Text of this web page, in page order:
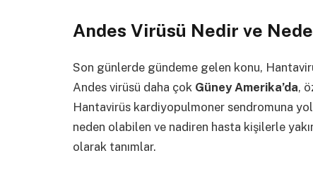
Andes Virüsü Nedir ve
Son günlerde gündeme gelen konu,
Andes virüsü daha çok Güney Amerika’da,
Hantavirüs kardiyopulmoner sendromuna
neden olabilen ve nadiren hasta kişilerle
olarak tanımlar.